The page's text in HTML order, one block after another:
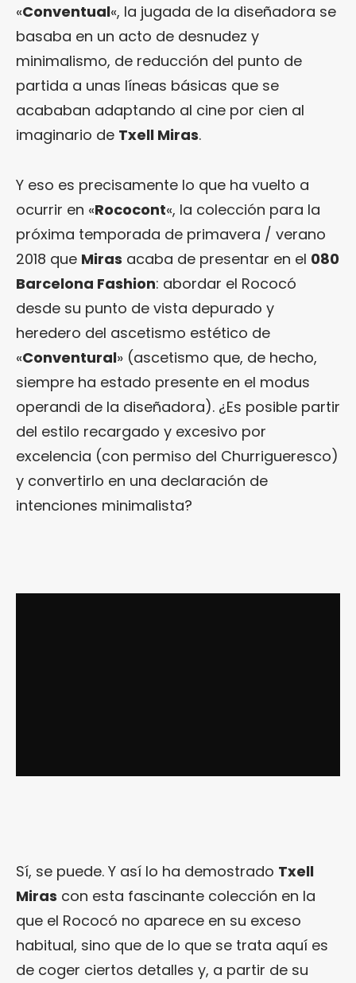
«Conventual«, la jugada de la diseñadora se
basaba en un acto de desnudez y
minimalismo, de reducción del punto de
partida a unas líneas básicas que se
acababan adaptando al cine por cien al
imaginario de Txell Miras.
Y eso es precisamente lo que ha vuelto a
ocurrir en «Rococont«, la colección para la
próxima temporada de primavera / verano
2018 que Miras acaba de presentar en el 080
Barcelona Fashion: abordar el Rococó
desde su punto de vista depurado y
heredero del ascetismo estético de
«Conventural» (ascetismo que, de hecho,
siempre ha estado presente en el modus
operandi de la diseñadora). ¿Es posible partir
del estilo recargado y excesivo por
excelencia (con permiso del Churrigueresco)
y convertirlo en una declaración de
intenciones minimalista?
Sí, se puede. Y así lo ha demostrado Txell
Miras con esta fascinante colección en la
que el Rococó no aparece en su exceso
habitual, sino que de lo que se trata aquí es
de coger ciertos detalles y, a partir de su